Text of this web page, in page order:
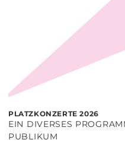
PLATZKONZERTE 2026
EIN DIVERSES
PUBLIKUM